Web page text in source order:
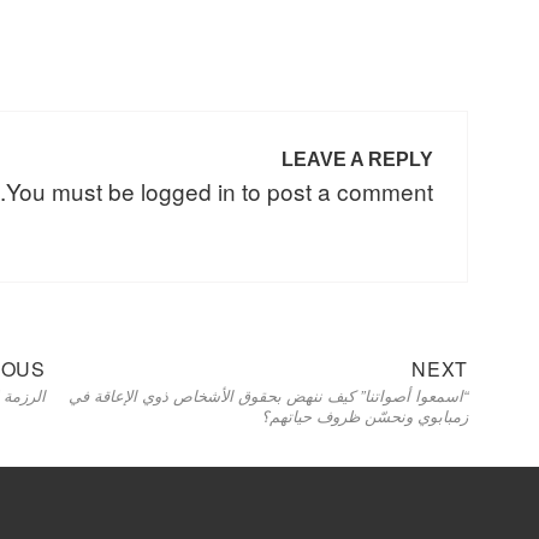
LEAVE A REPLY
You must be logged in to post a comment.
Post
navigation
NEXT
Next
post:
“اسمعوا أصواتنا” كيف ننهض بحقوق الأشخاص ذوي الإعاقة في
زمبابوي ونحسّن ظروف حياتهم؟